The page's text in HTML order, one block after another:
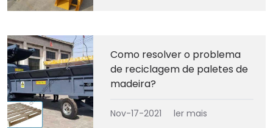
Como resolver o problema
de reciclagem de paletes de
madeira?
Nov-17-2021 ler mais